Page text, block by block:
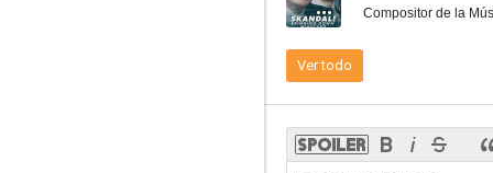
Compositor de la
Ver todo